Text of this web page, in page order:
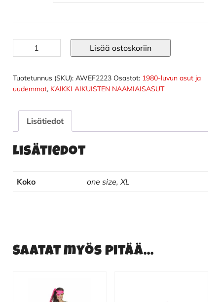
tuulipuku
Lisää ostoskoriin
Tuotetunnus (SKU): AWEF2223 Osastot: 1980-luvun asut ja
uudemmat, KAIKKI AIKUISTEN NAAMIAISASUT
Lisätiedot
Lisätiedot
Koko one size, XL
Saatat myös pitää...
tuotteella